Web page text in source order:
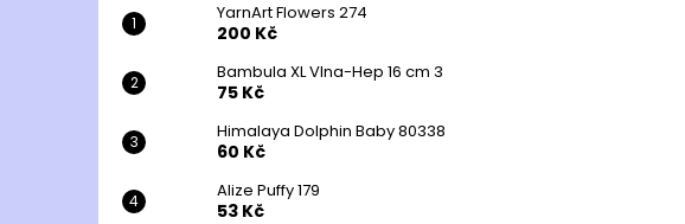
YarnArt Flowers 274
200 Kč
Bambula XL Vlna-Hep 16 cm 3
75 Kč
Himalaya Dolphin Baby 80338
60 Kč
Alize Puffy 179
53 Kč